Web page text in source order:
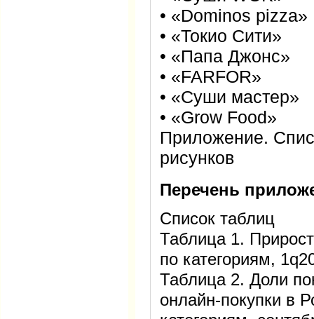
• «Dominos pizza»
• «Токио Сити»
• «Папа Джонс»
• «FARFOR»
• «Суши мастер»
• «Grow Food»
Приложение.
рисунков
Перечень
Список таблиц
Таблица 1.
по категориям,
Таблица 2. Доли
онлайн-покупки в